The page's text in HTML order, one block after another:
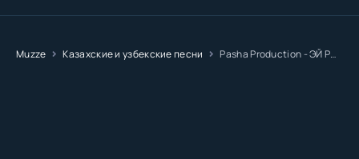
Muzze Казахские и узбекские песни Pasha Production - ЭЙ РОМАЛЕ